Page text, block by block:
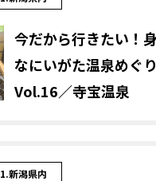
今だから行きたい！
なにいがた温泉めぐり
Vol.16／寺宝温泉
1.新潟県内